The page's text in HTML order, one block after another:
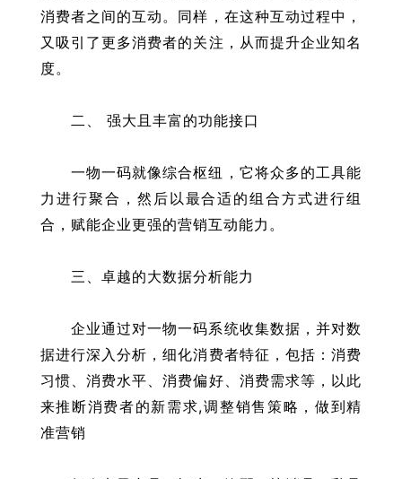
消费者之间的互动。同样，在这种互动过程中，
又吸引了更多消费者的关注，从而提升企业知名
度。
二、 强大且丰富的功能接口
一物一码就像综合枢纽，它将众多的工具能
力进行聚合，然后以最合适的组合方式进行组
合，赋能企业更强的营销互动能力。
三、卓越的大数据分析能力
企业通过对一物一码系统收集数据，并对数
据进行深入分析，细化消费者特征，包括：消费
习惯、消费水平、消费偏好、消费需求等，以此
来推断消费者的新需求,调整销售策略，做到精
准营销